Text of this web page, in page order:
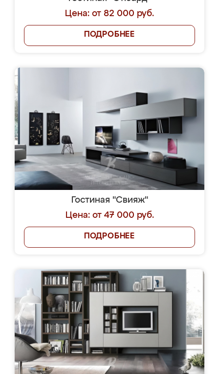
Цена: от 82 000 руб.
ПОДРОБНЕЕ
Гостиная "Свияж"
Цена: от 47 000 руб.
ПОДРОБНЕЕ